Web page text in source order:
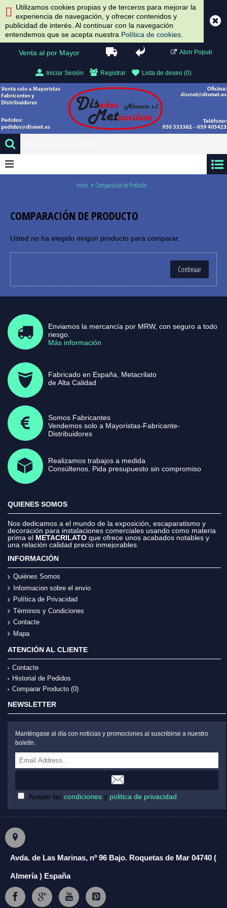
Utilizamos cookies propias y de terceros para mejorar la
experiencia de navegación, y ofrecer contenidos y
publicidad de interés. Al continuar con la navegación
entendemos que se acepta nuestra Política de cookies
Venta al por Mayor Abrir Popub
Iniciar Sesión Registrar Lista de deseo (0)
Inicio Comparación de Producto
COMPARACIÓN DE PRODUCTO
Usted no ha elegido ningún producto para comparar.
Continuar
Enviamos la mercancía por MRW, con seguro a todo
riesgo.
Más información
Fabricado en España, Metacrilato
de Alta Calidad
Somos Fabricantes
Vendemos solo a Mayoristas-Fabricante-
Distribuidores
Realizamos trabajos a medida
Consúltenos. Pida presupuesto sin compromiso
QUIENES SOMOS
Nos dedicamos a el mundo de la exposición, escaparatismo y
decoración para instalaciones comerciales usando como materia
prima el METACRILATO que ofrece unos acabados notables y
una relación calidad precio inmejorables.
INFORMACIÓN
Quiénes Somos
Informacion sobre el envio
Política de Privacidad
Términos y Condiciones
Contacte
Mapa
ATENCIÓN AL CLIENTE
Contacte
Historial de Pedidos
Comparar Producto (0)
NEWSLETTER
Manténgase al día con noticias y promociones al suscribirse a nuestro
boletín.
Acepto las condiciones y politica de privacidad
Avda. de Las Marinas, nº 96 Bajo. Roquetas de Mar 04740 (
Almería ) España